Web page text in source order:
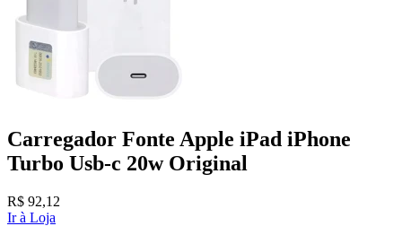
Carregador Fonte Apple iPad iPhone
Turbo Usb-c 20w Original
R$ 92,12
Ir à Loja